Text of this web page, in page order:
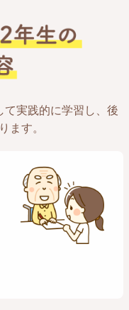
実践的に学習し、後
ます。